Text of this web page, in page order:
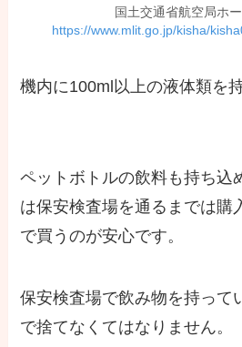
国土交通省航空局ホ
https://www.mlit.go.jp/kisha/
機内に100ml以上の液体類を
ペットボトルの飲料も持ち込
は保安検査場を通るまでは購
で買うのが安心です。
保安検査場で飲み物を持って
で捨てなくてはなりません。